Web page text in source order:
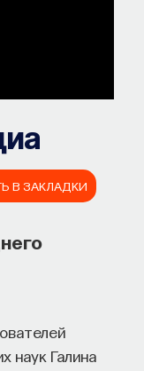
В ЗАКЛАДКИ
наук Галина